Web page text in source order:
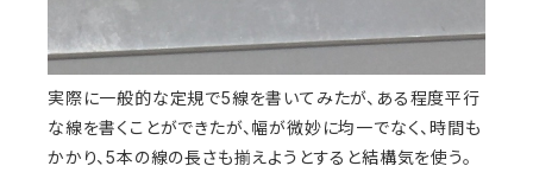
実際に一般的な定規で5線を書いてみたが、ある程度平行
な線を書くことができたが、幅が微妙に均一でなく、時間も
かかり、5本の線の長さも揃えようとすると結構気を使う。